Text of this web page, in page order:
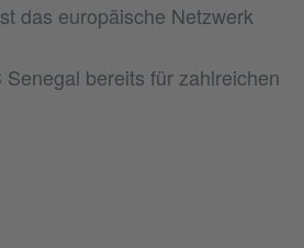
das europäische Netzwerk
bereits für zahlreichen